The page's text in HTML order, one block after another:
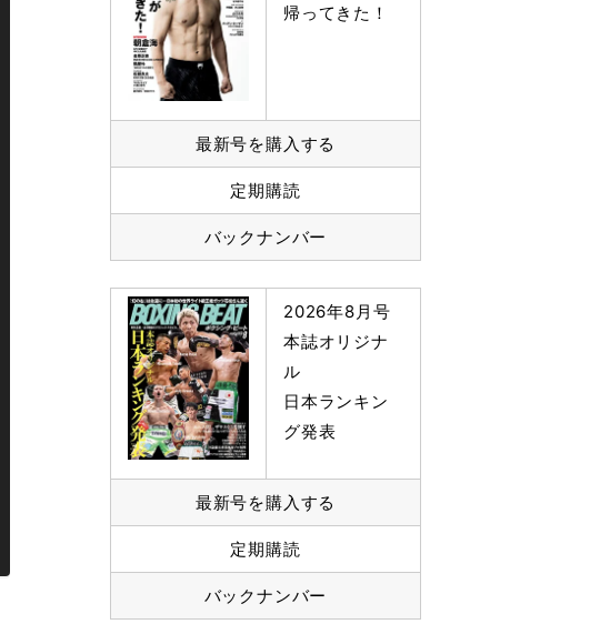
帰ってきた！
最新号を購入する
定期購読
バックナンバー
2026年8月号
本誌オリジナ
ル
日本ランキン
グ発表
最新号を購入する
定期購読
バックナンバー